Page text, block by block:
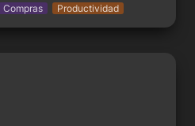
Compras Productividad